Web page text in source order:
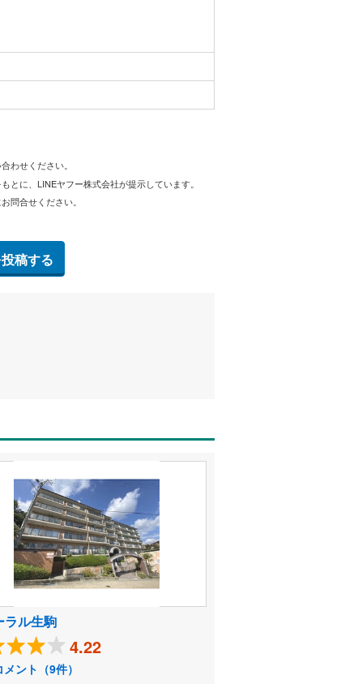
わせください。
とに、LINEヤフー株式会社が提示しています。
問合せください。
稿する
ラル生駒
4.22
メント（9件）